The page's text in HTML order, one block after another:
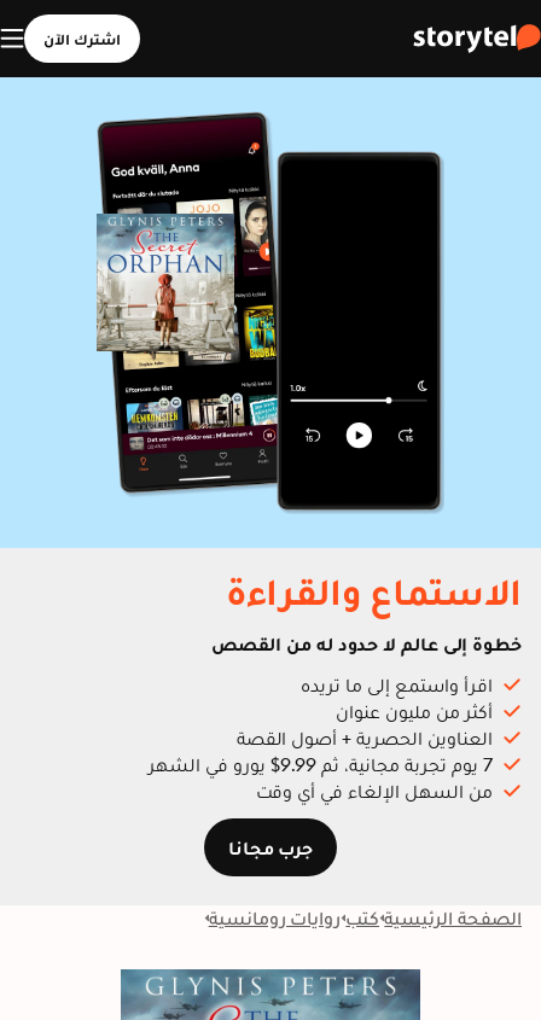
اشترك الآن
الاستماع والقراءة
خطوة إلى عالم لا حدود له من القصص
اقرأ واستمع إلى ما تريده
أكثر من مليون عنوان
العناوين الحصرية + أصول القصة
7 يوم تجربة مجانية، ثم 9.99$ يورو في الشهر
من السهل الإلغاء في أي وقت
جرب مجانا
الصفحة الرئيسية كتب روايات رومانسية